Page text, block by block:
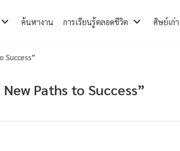
ค้นหางาน การเรียนรู้ตลอดชีวิต ศิษย์เก่า
Success”
Paths to Success”